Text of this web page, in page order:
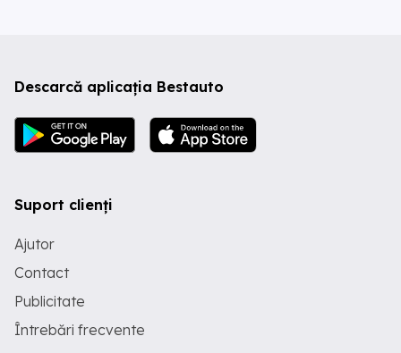
Descarcă aplicația Bestauto
Suport clienți
Ajutor
Contact
Publicitate
Întrebări frecvente